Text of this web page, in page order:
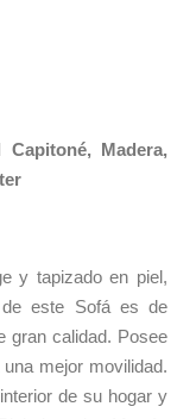
Madera,
y tapizado en piel,
este Sofá es de
gran calidad. Posee
mejor movilidad.
de su hogar y